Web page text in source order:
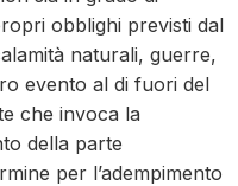
obblighi previsti dal
naturali, guerre,
evento al di fuori del
che invoca la
della parte
per l’adempimento